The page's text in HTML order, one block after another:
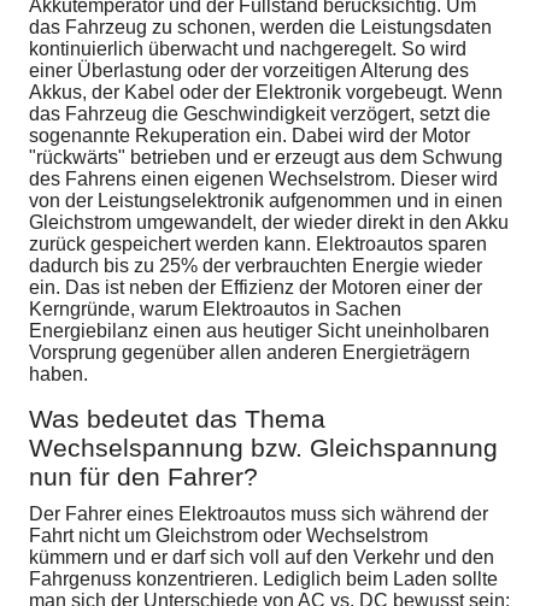
Akkutemperator und der Füllstand berücksichtig. Um
das Fahrzeug zu schonen, werden die Leistungsdaten
kontinuierlich überwacht und nachgeregelt. So wird
einer Überlastung oder der vorzeitigen Alterung des
Akkus, der Kabel oder der Elektronik vorgebeugt. Wenn
das Fahrzeug die Geschwindigkeit verzögert, setzt die
sogenannte Rekuperation ein. Dabei wird der Motor
"rückwärts" betrieben und er erzeugt aus dem Schwung
des Fahrens einen eigenen Wechselstrom. Dieser wird
von der Leistungselektronik aufgenommen und in einen
Gleichstrom umgewandelt, der wieder direkt in den Akku
zurück gespeichert werden kann. Elektroautos sparen
dadurch bis zu 25% der verbrauchten Energie wieder
ein. Das ist neben der Effizienz der Motoren einer der
Kerngründe, warum Elektroautos in Sachen
Energiebilanz einen aus heutiger Sicht uneinholbaren
Vorsprung gegenüber allen anderen Energieträgern
haben.
Was bedeutet das Thema
Wechselspannung bzw. Gleichspannung
nun für den Fahrer?
Der Fahrer eines Elektroautos muss sich während der
Fahrt nicht um Gleichstrom oder Wechselstrom
kümmern und er darf sich voll auf den Verkehr und den
Fahrgenuss konzentrieren. Lediglich beim Laden sollte
man sich der Unterschiede von AC vs. DC bewusst sein: